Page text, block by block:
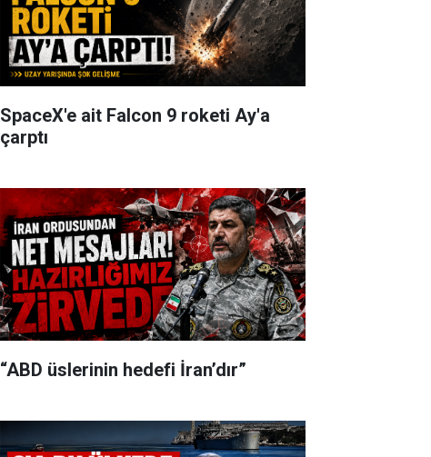
SpaceX'e ait Falcon 9 roketi Ay'a
çarptı
“ABD üslerinin hedefi İran’dır”